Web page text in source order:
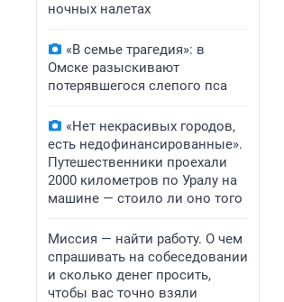
ночных налетах
«В семье трагедия»: в
Омске разыскивают
потерявшегося слепого пса
«Нет некрасивых городов,
есть недофинансированные».
Путешественники проехали
2000 километров по Уралу на
машине — стоило ли оно того
Миссия — найти работу. О чем
спрашивать на собеседовании
и сколько денег просить,
чтобы вас точно взяли